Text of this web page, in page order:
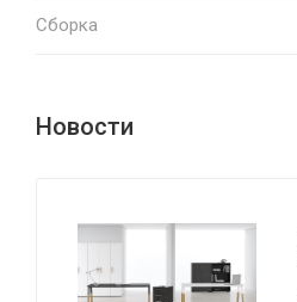
Сборка
Новости